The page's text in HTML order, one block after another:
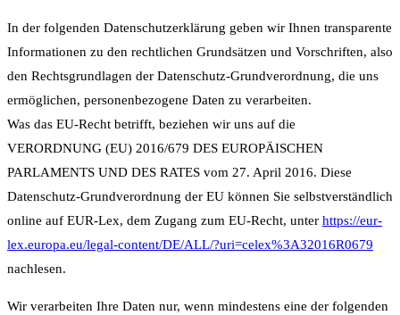
In der folgenden Datenschutzerklärung geben wir Ihnen transparente
Informationen zu den rechtlichen Grundsätzen und Vorschriften, also
den Rechtsgrundlagen der Datenschutz-Grundverordnung, die uns
ermöglichen, personenbezogene Daten zu verarbeiten.
Was das EU-Recht betrifft, beziehen wir uns auf die
VERORDNUNG (EU) 2016/679 DES EUROPÄISCHEN
PARLAMENTS UND DES RATES vom 27. April 2016. Diese
Datenschutz-Grundverordnung der EU können Sie selbstverständlich
online auf EUR-Lex, dem Zugang zum EU-Recht, unter https://eur-
lex.europa.eu/legal-content/DE/ALL/?uri=celex%3A32016R0679
nachlesen.
Wir verarbeiten Ihre Daten nur, wenn mindestens eine der folgenden